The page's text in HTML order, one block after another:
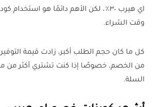
اي هيرب ٣٠٪، لكن الأهم دائمًا هو
وقت الشراء.
كل ما كان حجم الطلب أكبر، زادت قيمة
من الخصم، خصوصًا إذا كنت تشتري أكثر من
السلة.